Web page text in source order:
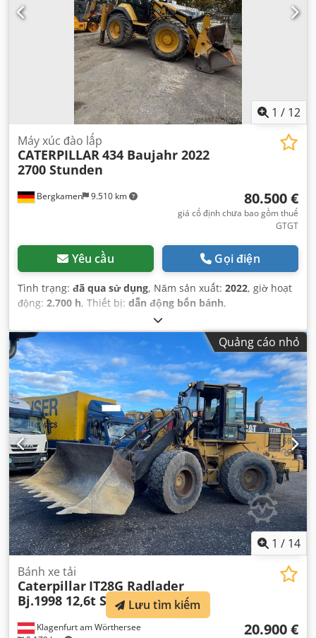
1 / 12
Bergkamen 9.510 km
Máy xúc đào lấp
CATERPILLAR434 Baujahr 2022
2700 Stunden
80.500 €
giá cố định chưa bao gồm thuế
GTGT
Yêu cầu Gọi điện
Tình trạng: đã qua sử dụng, Năm sản xuất: 2022, giờ hoạt
động: 2.700 h, Thiết bị: dẫn động bốn bánh,
Quảng cáo nhỏ
1 / 14
Klagenfurt am Wörthersee
Bánh xe tải
Caterpillar IT28G Radlader
Bj.1998 12,6t Schnellwec
20.900 €
Lưu tìm kiếm